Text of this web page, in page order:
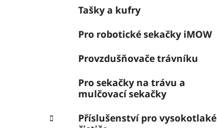
Tašky a kufry
Pro robotické sekačky iMOW
Provzdušňovače trávníku
Pro sekačky na trávu a
mulčovací sekačky
Příslušenství pro vysokotlaké